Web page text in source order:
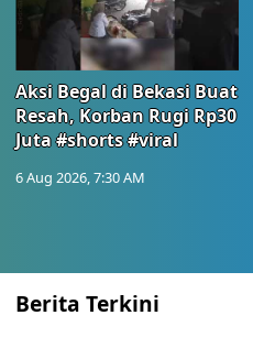
Aksi Begal di Bekasi Buat
Resah, Korban Rugi Rp30
Juta #shorts #viral
6 Aug 2026, 7:30 AM
Berita Terkini